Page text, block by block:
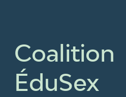
Coalition
ÉduSex